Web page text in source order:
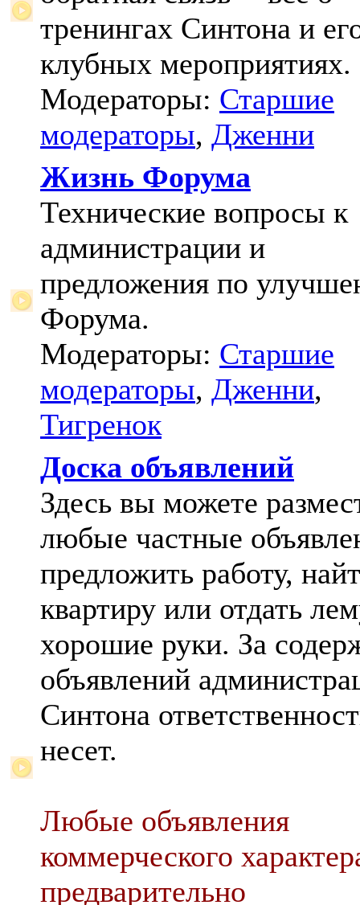
тренингах Синтона и
клубных мероприятиях.
Модераторы: Старшие
модераторы, Дженни
Жизнь Форума
Технические вопросы к
администрации и
предложения по
Форума.
Модераторы: Старшие
модераторы, Дженни,
Тигренок
Доска объявлений
Здесь вы можете
любые частные
предложить работу,
квартиру или отдать
хорошие руки. За
объявлений
Синтона
несет.
Любые объявления
коммерческого
предварительно